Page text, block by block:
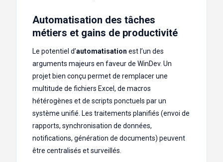
Automatisation des tâches
métiers et gains de productivité
Le potentiel d’automatisation est l’un des
arguments majeurs en faveur de WinDev. Un
projet bien conçu permet de remplacer une
multitude de fichiers Excel, de macros
hétérogènes et de scripts ponctuels par un
système unifié. Les traitements planifiés (envoi de
rapports, synchronisation de données,
notifications, génération de documents) peuvent
être centralisés et surveillés.